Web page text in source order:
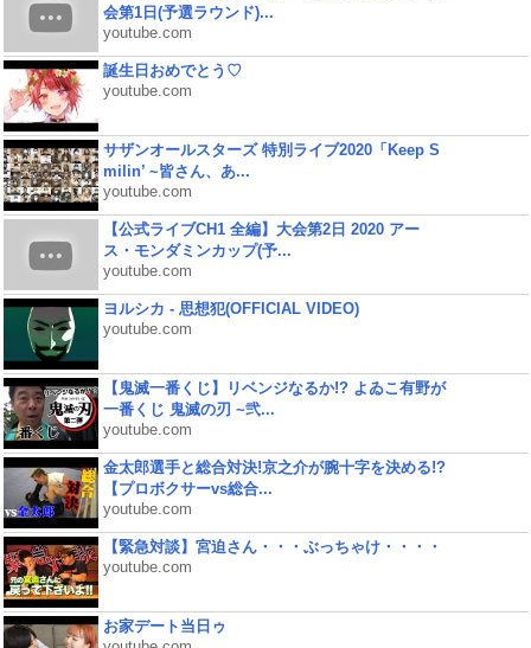
会第1日(予選ラウンド)...
youtube.com
誕生日おめでとう♡
youtube.com
サザンオールスターズ 特別ライブ2020「Keep S
milin’ ~皆さん、あ...
youtube.com
【公式ライブCH1 全編】大会第2日 2020 アー
ス・モンダミンカップ(予...
youtube.com
ヨルシカ - 思想犯(OFFICIAL VIDEO)
youtube.com
【鬼滅一番くじ】リベンジなるか!? よゐこ有野が
一番くじ 鬼滅の刃 ~弐...
youtube.com
金太郎選手と総合対決!京之介が腕十字を決める!?
【プロボクサーvs総合...
youtube.com
【緊急対談】宮迫さん・・・ぶっちゃけ・・・・
youtube.com
お家デート当日ゥ